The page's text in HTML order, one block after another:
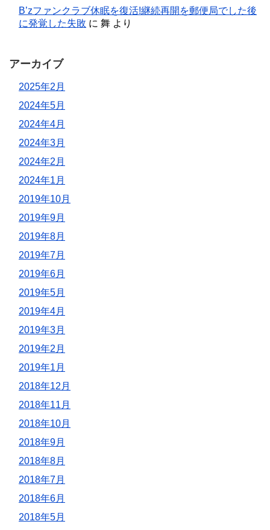
B’zファンクラブ休眠を復活!継続再開を郵便局でした後
に発覚した失敗 に 舞 より
アーカイブ
2025年2月
2024年5月
2024年4月
2024年3月
2024年2月
2024年1月
2019年10月
2019年9月
2019年8月
2019年7月
2019年6月
2019年5月
2019年4月
2019年3月
2019年2月
2019年1月
2018年12月
2018年11月
2018年10月
2018年9月
2018年8月
2018年7月
2018年6月
2018年5月